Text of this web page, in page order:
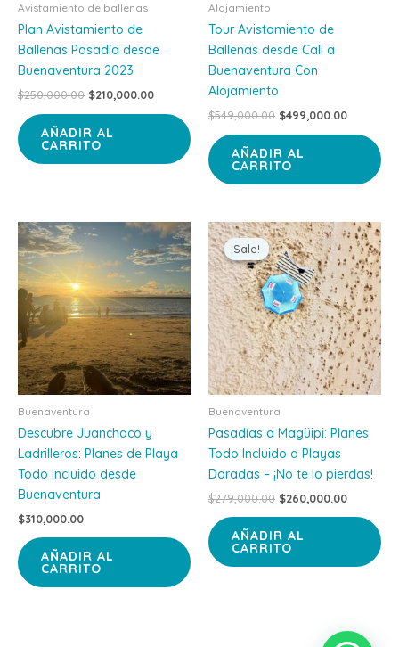
Avistamiento de ballenas
Plan Avistamiento de
Ballenas Pasadía desde
Buenaventura 2023
$250,000.00 $210,000.00
AÑADIR AL
CARRITO
Alojamiento
Tour Avistamiento de
Ballenas desde Cali a
Buenaventura Con
Alojamiento
$549,000.00 $499,000.00
AÑADIR AL
CARRITO
Buenaventura
Descubre Juanchaco y
Ladrilleros: Planes de Playa
Todo Incluido desde
Buenaventura
$310,000.00
AÑADIR AL
CARRITO
Sale!
Sale!
Buenaventura
Pasadías a Magüipi: Planes
Todo Incluido a Playas
Doradas – ¡No te lo pierdas!
$279,000.00
Original
price
was:
$279,000.00.
$260,000.00
Current
price
is:
AÑADIR AL
CARRITO